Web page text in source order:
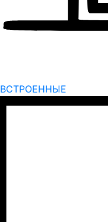
ВСТРОЕННЫЕ